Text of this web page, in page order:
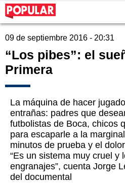
09 de septiembre 2016 - 20:31
“Los pibes”: el
Primera
La máquina de hacer
entrañas: padres que
futbolistas de Boca, chicos
para escaparle a la
minutos de prueba y el
“Es un sistema muy cruel y
engranajes”, cuenta Jorge
del documental